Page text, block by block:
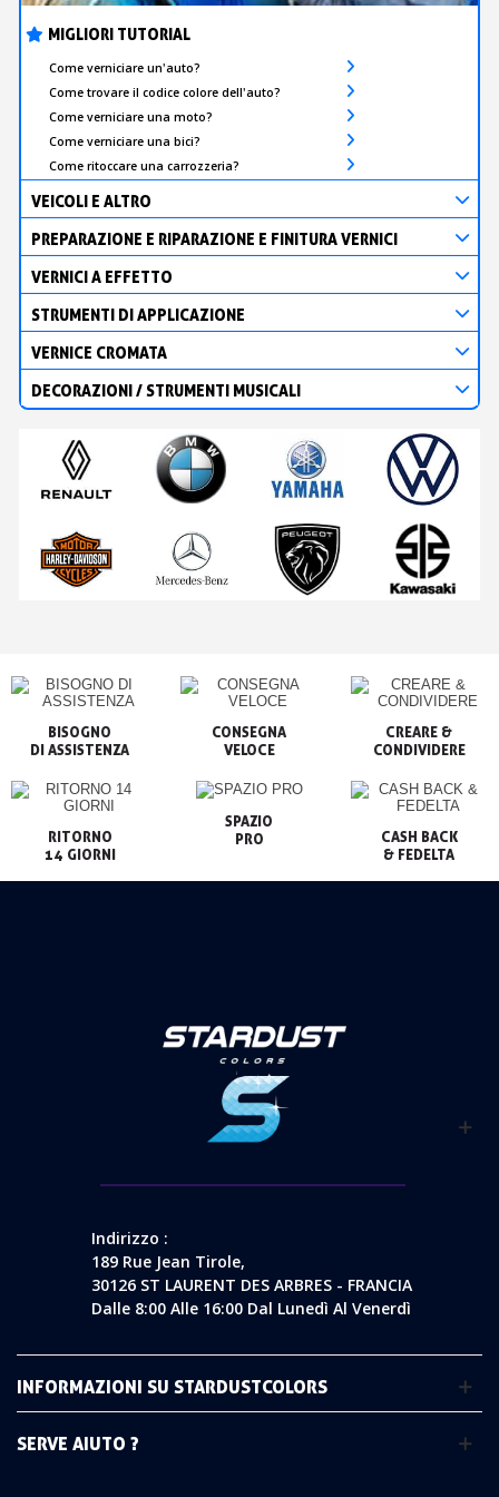
MIGLIORI TUTORIAL
Come verniciare un'auto?
Come trovare il codice colore dell'auto?
Come verniciare una moto?
Come verniciare una bici?
Come ritoccare una carrozzeria?
VEICOLI E ALTRO
PREPARAZIONE E RIPARAZIONE E FINITURA VERNICI
VERNICI A EFFETTO
STRUMENTI DI APPLICAZIONE
VERNICE CROMATA
DECORAZIONI / STRUMENTI MUSICALI
BISOGNO
CONSEGNA
VELOCE
CREARE &
CONDIVIDERE
RITORNO
14 GIORNI
SPAZIO
PRO
CASH BACK
& FEDELTA
Indirizzo :
189 Rue Jean Tirole,
30126 ST LAURENT DES ARBRES - FRANCIA
Dalle 8:00 Alle 16:00 Dal Lunedì Al Venerdì
INFORMAZIONI SU STARDUSTCOLORS
SERVE AIUTO ?